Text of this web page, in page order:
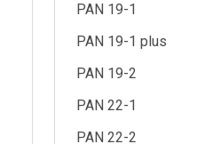
PAN 19-1
PAN 19-1 plus
PAN 19-2
PAN 22-1
PAN 22-2